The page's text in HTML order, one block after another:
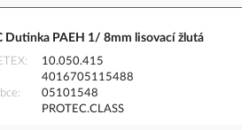
Dutinka PAEH 1/ 8mm lisovací žlutá
10.050.415
4016705115488
05101548
PROTEC.CLASS